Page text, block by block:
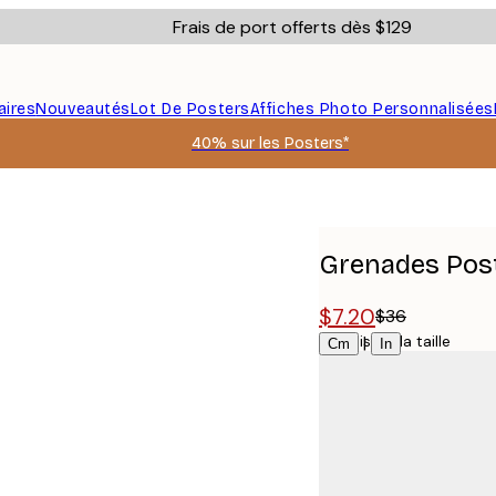
Frais de port offerts dès $129
NouveautésLot De PostersAffiches Photo Personnalisées
40% sur les Posters*
Grenades
$7.20$36
Cm | In
Choisissez la taille